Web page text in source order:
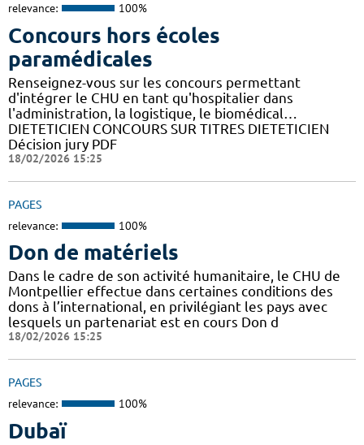
relevance: 100%
Concours hors écoles
paramédicales
Renseignez-vous sur les concours permettant
d'intégrer le CHU en tant qu'hospitalier dans
l'administration, la logistique, le biomédical…
DIETETICIEN CONCOURS SUR TITRES DIETETICIEN
Décision jury PDF
18/02/2026 15:25
PAGES
relevance: 100%
Don de matériels
Dans le cadre de son activité humanitaire, le CHU de
Montpellier effectue dans certaines conditions des
dons à l’international, en privilégiant les pays avec
lesquels un partenariat est en cours Don d
18/02/2026 15:25
PAGES
relevance: 100%
Dubaï